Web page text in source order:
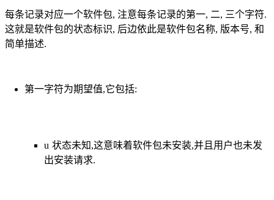
每条记录对应一个软件包, 注意每条记录的第一, 二, 三个字符.
这就是软件包的状态标识, 后边依此是软件包名称, 版本号, 和
简单描述.
第一字符为期望值,它包括:
u 状态未知,这意味着软件包未安装,并且用户也未发
出安装请求.